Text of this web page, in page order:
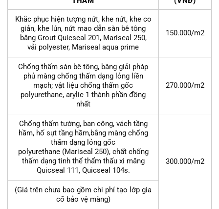
Khắc phục hiện tượng nứt, khe nứt, khe co
giản, khe lún, nứt mao dẫn sàn bê tông
bằng Grout Quicseal 201, Mariseal 250,
vải polyester, Mariseal aqua prime
150.000/m2
Chống thấm sàn bê tông, bằng giải pháp
phủ màng chống thấm dạng lỏng liền
mạch; vật liệu chống thấm gốc
polyurethane, arylic 1 thành phần đồng
nhất
270.000/m2
Chống thấm tường, ban công, vách tầng
hầm, hố sụt tầng hầm,bằng màng chống
thấm dạng lỏng gốc
polyurethane (Mariseal 250), chất chống
thấm dạng tinh thể thẩm thấu xi măng
Quicseal 111, Quicseal 104s.
300.000/m2
(Giá trên chưa bao gồm chi phí tạo lớp gia
cố bảo vệ màng)